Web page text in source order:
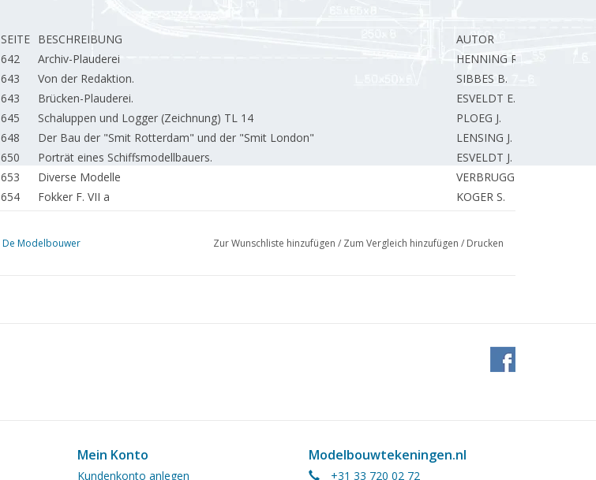
SEITE BESCHREIBUNG
AUTOR
642
Archiv-Plauderei
HENNING R.
643
Von der Redaktion.
SIBBES B.
643
Brücken-Plauderei.
ESVELDT E.
645
Schaluppen und Logger (Zeichnung) TL 14
PLOEG J.
648
Der Bau der "Smit Rotterdam" und der "Smit London"
LENSING J.
650
Porträt eines Schiffsmodellbauers.
ESVELDT J.
653
Diverse Modelle
VERBRUGGE G.
654
Fokker F. VII a
KOGER S.
658
Nationale Meisterschaften Flugzeug-Maßstabsmodelle 1982
BOSMAN J.
NAHON J.
VERBOOM W.
Zwei Utrechter HO-Anlagen
BROEKMAN J.
Bohrer schleifen TL 2 (Zeichnung)
De Modelbouwer Zur Wunschliste hinzufügen / Zum Vergleich hinzufügen / Drucken
Mein Konto
Kundenkonto anlegen
Modelbouwtekeningen.nl
+31 33 720 02 72